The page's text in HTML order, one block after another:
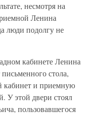
несмотря на
Ленина
люди подолгу не
кабинете Ленина
стола,
кабинет и приемную
У этой двери стоял
пользовавшегося